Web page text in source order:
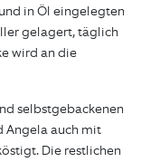
in Öl eingelegten
gelagert, täglich
wird an die
selbstgebackenen
Angela auch mit
Die restlichen